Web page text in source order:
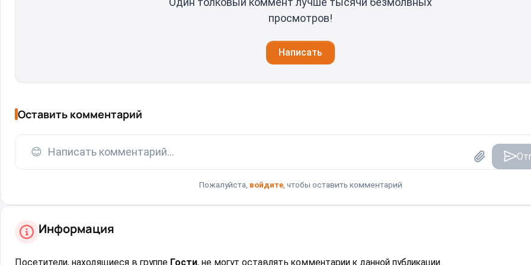
просмотров!
Написать
Оставить комментарий
😊 Написать комментарий...
Пожалуйста, войдите, чтобы оставить комментарий
Информация
Посетители, находящиеся в группе Гости, не могут оставлять комментарии к данной публикации.